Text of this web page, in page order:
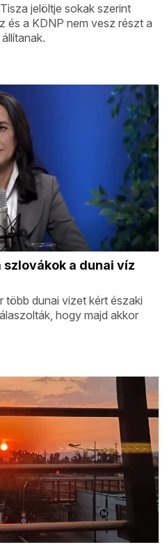
jelöltje sokak szerint
és a KDNP nem vesz részt a
a dunai víz
több dunai vizet kért északi
hogy majd akkor